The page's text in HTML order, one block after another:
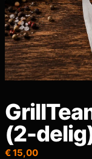
(2-
€15,00